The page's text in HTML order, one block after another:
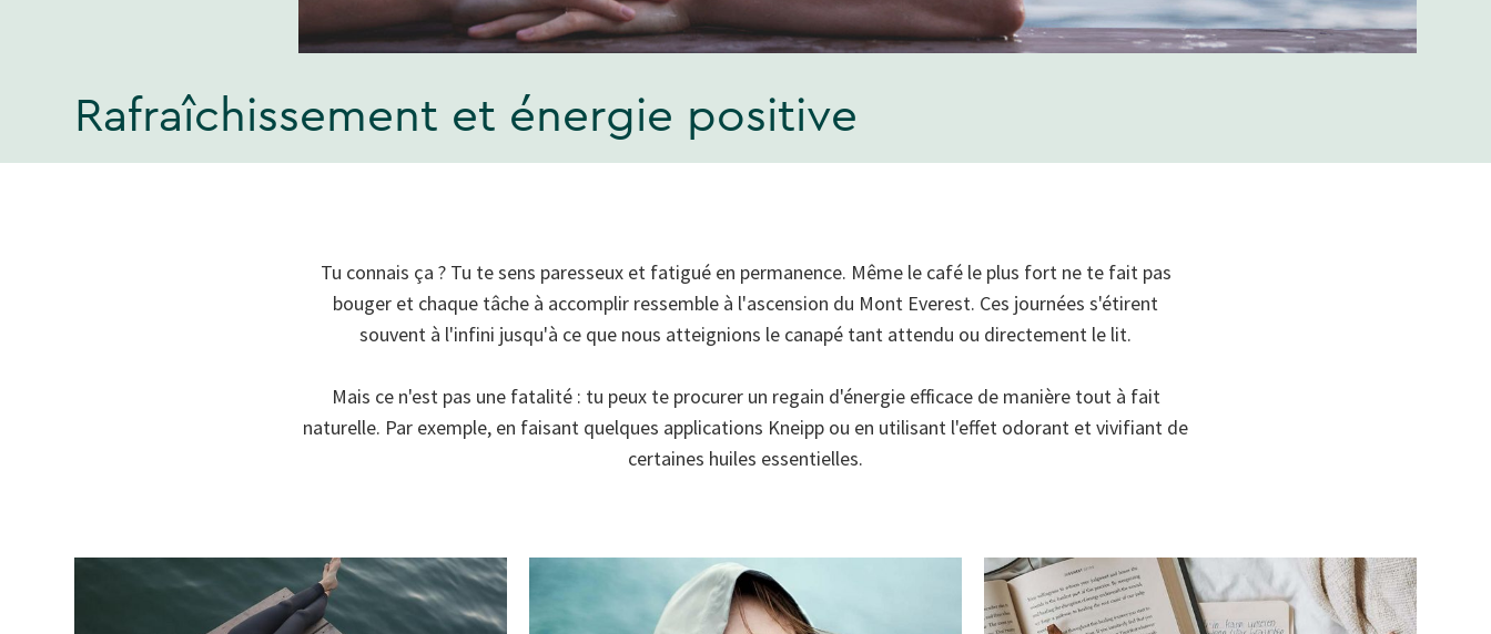
Rafraîchissement et énergie positive
Tu connais ça ? Tu te sens paresseux et fatigué en permanence. Même le café le plus fort ne te fait pas
bouger et chaque tâche à accomplir ressemble à l'ascension du Mont Everest. Ces journées s'étirent
souvent à l'infini jusqu'à ce que nous atteignions le canapé tant attendu ou directement le lit.
Mais ce n'est pas une fatalité : tu peux te procurer un regain d'énergie efficace de manière tout à fait
naturelle. Par exemple, en faisant quelques applications Kneipp ou en utilisant l'effet odorant et vivifiant de
certaines huiles essentielles.